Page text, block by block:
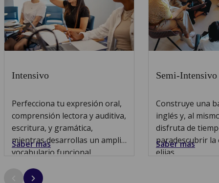
Intensivo
Perfecciona tu expresión oral,
comprensión lectora y auditiva,
escritura, y gramática,
mientras desarrollas un amplio
vocabulario funcional.
Saber más
Semi-Intensivo
Construye una
inglés y, al
disfruta de
paradescubrir la
elijas.
Saber más